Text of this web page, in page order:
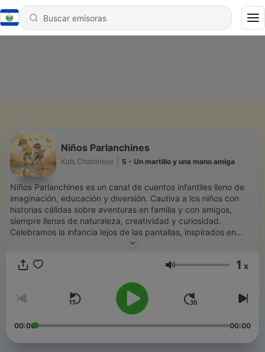
Niños Parlanchines
Kids Chatterbox 5 - Un martillo y una mano amiga
Niños Parlanchines es un canal de cuentos infantiles lleno de
imaginación, educación y diversión. Cautiva a los niños con
historias cálidas sobre aventuras en familia y con amigos,
siempre llenas de naturaleza, creatividad y curiosidad.
Celebramos la infancia lejos de las pantallas, inspirados en
experiencias reales y en la imaginación. Niños Parlanchines:
Volumen 1 x
00:00 00:00